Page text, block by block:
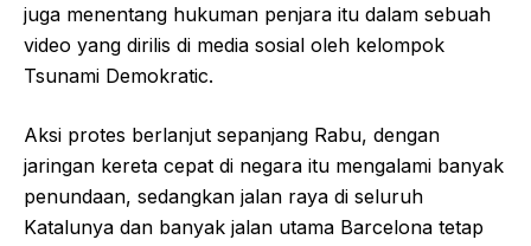
juga menentang hukuman penjara itu dalam sebuah
video yang dirilis di media sosial oleh kelompok
Tsunami Demokratic.
Aksi protes berlanjut sepanjang Rabu, dengan
jaringan kereta cepat di negara itu mengalami banyak
penundaan, sedangkan jalan raya di seluruh
Katalunya dan banyak jalan utama Barcelona tetap